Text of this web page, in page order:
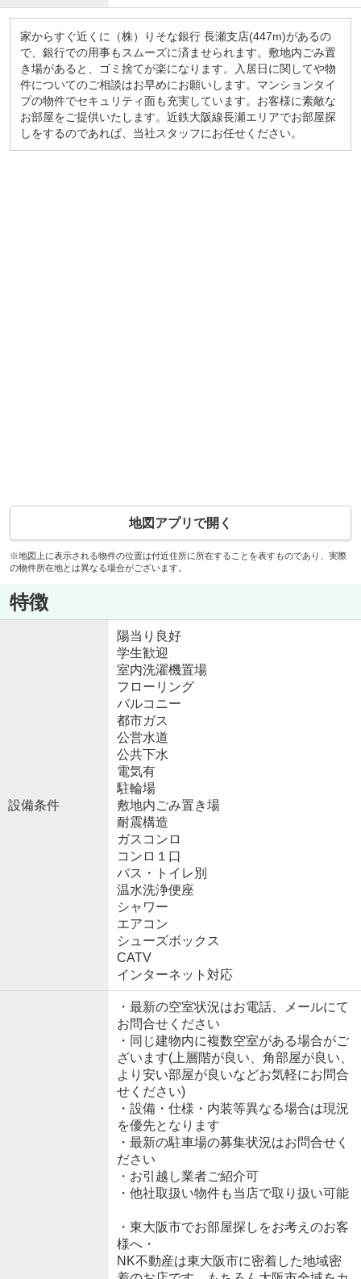
家からすぐ近くに（株）りそな銀行 長瀬支店(447m)があるの
で、銀行での用事もスムーズに済ませられます。敷地内ごみ置
き場があると、ゴミ捨てが楽になります。入居日に関してや物
件についてのご相談はお早めにお願いします。マンションタイ
プの物件でセキュリティ面も充実しています。お客様に素敵な
お部屋をご提供いたします。近鉄大阪線長瀬エリアでお部屋探
しをするのであれば、当社スタッフにお任せください。
地図アプリで開く
※地図上に表示される物件の位置は付近住所に所在することを表すものであり、実際
の物件所在地とは異なる場合がございます。
特徴
設備条件
陽当り良好
学生歓迎
室内洗濯機置場
フローリング
バルコニー
都市ガス
公営水道
公共下水
電気有
駐輪場
敷地内ごみ置き場
耐震構造
ガスコンロ
コンロ１口
バス・トイレ別
温水洗浄便座
シャワー
エアコン
シューズボックス
CATV
インターネット対応
・最新の空室状況はお電話、メールにて
お問合せください
・同じ建物内に複数空室がある場合がご
ざいます(上層階が良い、角部屋が良い、
より安い部屋が良いなどお気軽にお問合
せください)
・設備・仕様・内装等異なる場合は現況
を優先となります
・最新の駐車場の募集状況はお問合せく
ださい
・お引越し業者ご紹介可
・他社取扱い物件も当店で取り扱い可能
・東大阪市でお部屋探しをお考えのお客
様へ・
NK不動産は東大阪市に密着した地域密